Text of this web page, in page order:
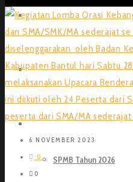
GALERI
LAYANAN
SPMB
SPMB Tahun 2026
6 NOVEMBER 2023
0
0